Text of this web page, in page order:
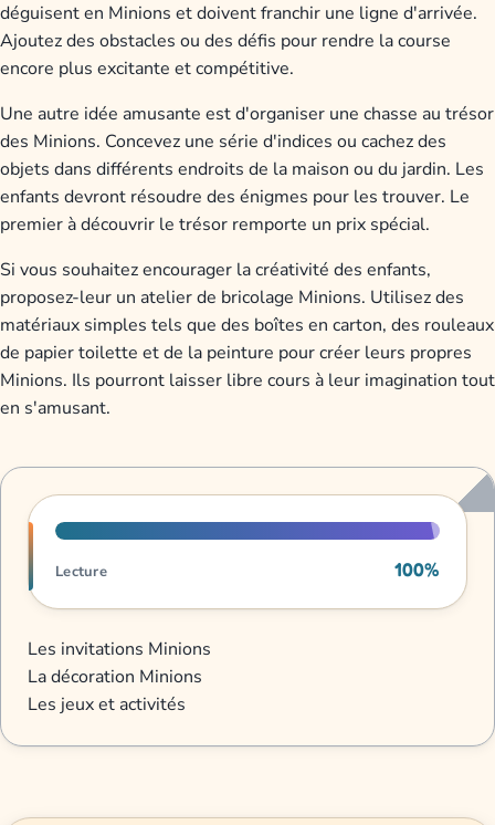
déguisent en Minions et doivent franchir une ligne d'arrivée.
Ajoutez des obstacles ou des défis pour rendre la course
encore plus excitante et compétitive.
Une autre idée amusante est d'organiser une chasse au trésor
des Minions. Concevez une série d'indices ou cachez des
objets dans différents endroits de la maison ou du jardin. Les
enfants devront résoudre des énigmes pour les trouver. Le
premier à découvrir le trésor remporte un prix spécial.
Si vous souhaitez encourager la créativité des enfants,
proposez-leur un atelier de bricolage Minions. Utilisez des
matériaux simples tels que des boîtes en carton, des rouleaux
de papier toilette et de la peinture pour créer leurs propres
Minions. Ils pourront laisser libre cours à leur imagination tout
en s'amusant.
Progression de lecture
Lecture 100%
Les invitations Minions
La décoration Minions
Les jeux et activités